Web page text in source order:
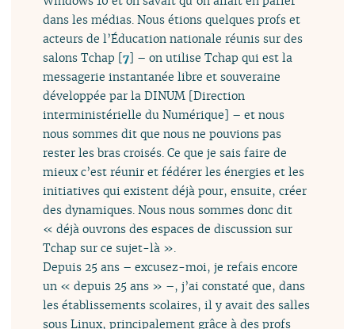
dans les médias. Nous étions quelques profs et
acteurs de l’Éducation nationale réunis sur des
salons Tchap [7] – on utilise Tchap qui est la
messagerie instantanée libre et souveraine
développée par la DINUM [Direction
interministérielle du Numérique] – et nous
nous sommes dit que nous ne pouvions pas
rester les bras croisés. Ce que je sais faire de
mieux c’est réunir et fédérer les énergies et les
initiatives qui existent déjà pour, ensuite, créer
des dynamiques. Nous nous sommes donc dit
« déjà ouvrons des espaces de discussion sur
Tchap sur ce sujet-là ».
Depuis 25 ans – excusez-moi, je refais encore
un « depuis 25 ans » –, j’ai constaté que, dans
les établissements scolaires, il y avait des salles
sous Linux, principalement grâce à des profs